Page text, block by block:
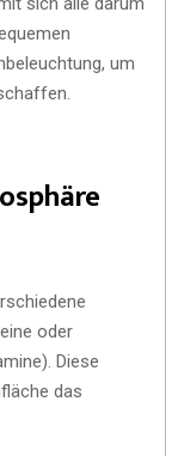
um
oder
Diese
das